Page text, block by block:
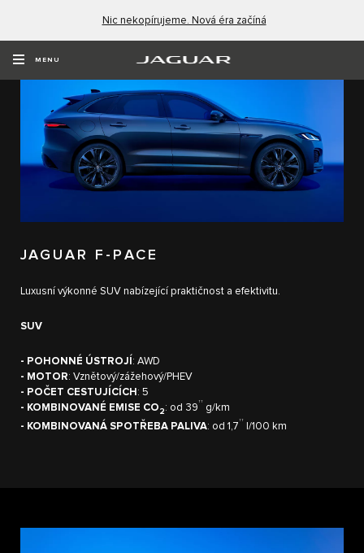
Nic nekopírujeme. Nová éra začíná
MENU
JAGUAR F-PACE
Luxusní výkonné SUV nabízející praktičnost a efektivitu.
SUV
- POHONNÉ ÚSTROJÍ : AWD
- MOTOR: Vznětový/zážehový/PHEV
- POČET CESTUJÍCÍCH : 5
- KOMBINOVANÉ EMISE CO 2 : od 39†† g/km
- KOMBINOVANÁ SPOTŘEBA PALIVA: od 1,7†† l/100 km